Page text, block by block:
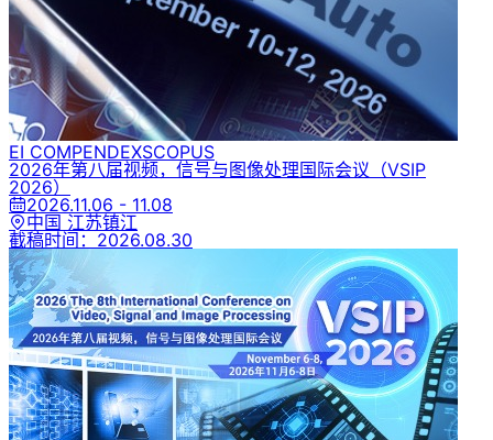
EI COMPENDEXSCOPUS
2026年第八届视频，信号与图像处理国际会议 （VSIP
2026）
2026.11.06 - 11.08
中国 江苏镇江
截稿时间： 2026.08.30